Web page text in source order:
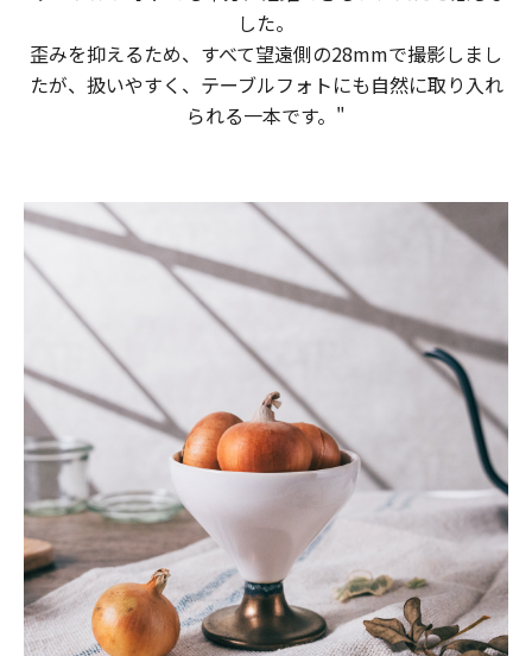
した。
​ 歪みを​抑える​ため、​すべて​望遠側の​28mmで​撮影しまし
たが、​扱いやすく、​テーブルフォトにも​自然に​取り入れ
られる​一本です。​​"​